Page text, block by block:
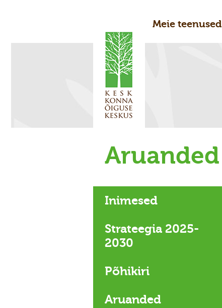
Meie teenused
Aruanded
Inimesed
Strateegia 2025-
2030
Põhikiri
Aruanded